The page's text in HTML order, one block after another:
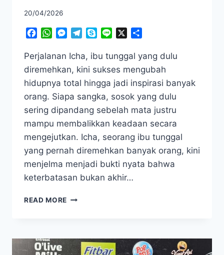
20/04/2026
Facebook
WhatsApp
Messenger
TelegramSkypeLine
Perjalanan Icha, ibu tunggal yang dulu
diremehkan, kini sukses mengubah
hidupnya total hingga jadi inspirasi banyak
orang. Siapa sangka, sosok yang dulu
sering dipandang sebelah mata justru
mampu membalikkan keadaan secara
mengejutkan. Icha, seorang ibu tunggal
yang pernah diremehkan banyak orang, kini
menjelma menjadi bukti nyata bahwa
keterbatasan bukan akhir…
READ MORE DULU
ICHA
IBU